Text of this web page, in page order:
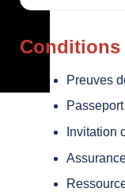
Conditions
Preuves
Invitation